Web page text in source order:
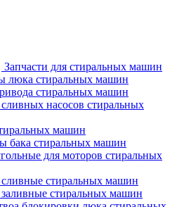
Запчасти для стиральных машин
люка стиральных машин
стиральных машин
насосов стиральных
машин
бака стиральных машин
для моторов стиральных
стиральных машин
стиральных машин